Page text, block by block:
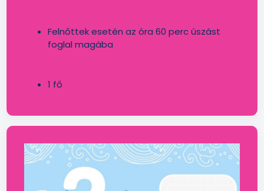
Felnőttek esetén az óra 60 perc úszást
foglal magába
1 fő